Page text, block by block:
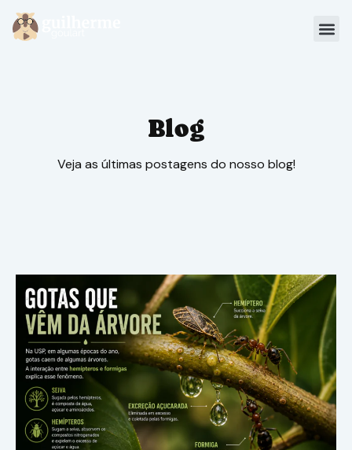
Sou Aluno
Blog
Veja as últimas postagens do nosso blog!